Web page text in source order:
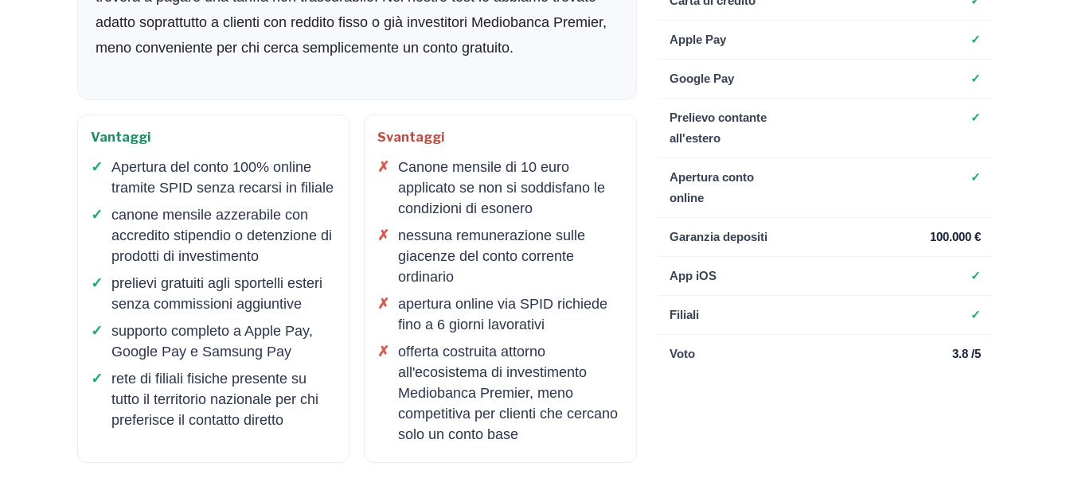
adatto soprattutto a clienti con reddito fisso o già investitori Mediobanca Premier,
meno conveniente per chi cerca semplicemente un conto gratuito.
Vantaggi
Apertura del conto 100% online
tramite SPID senza recarsi in filiale
canone mensile azzerabile con
accredito stipendio o detenzione di
prodotti di investimento
prelievi gratuiti agli sportelli esteri
senza commissioni aggiuntive
supporto completo a Apple Pay,
Google Pay e Samsung Pay
rete di filiali fisiche presente su
tutto il territorio nazionale per chi
preferisce il contatto diretto
Svantaggi
Canone mensile di 10 euro
applicato se non si soddisfano le
condizioni di esonero
nessuna remunerazione sulle
giacenze del conto corrente
ordinario
apertura online via SPID richiede
fino a 6 giorni lavorativi
offerta costruita attorno
all'ecosistema di investimento
Mediobanca Premier, meno
competitiva per clienti che cercano
solo un conto base
Apple Pay ✓
Google Pay ✓
Prelievo contante
all'estero
✓
Apertura conto
online
✓
Garanzia depositi 100.000 €
App iOS ✓
Filiali ✓
Voto 3.8 /5